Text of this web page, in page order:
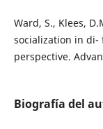
Ward, S., Klees,
socialization in
perspective.
Biografía del